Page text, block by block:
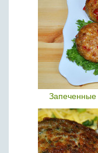
Запеченные